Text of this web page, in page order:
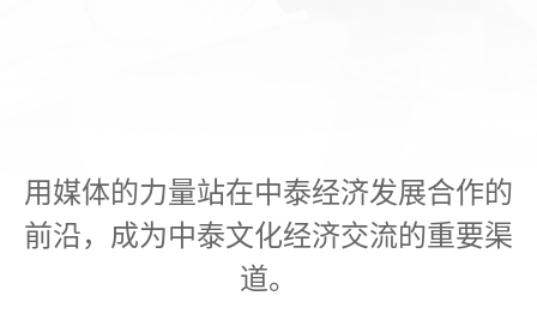
用媒体的力量站在中泰经济发展合作的
前沿，成为中泰文化经济交流的重要渠
道。